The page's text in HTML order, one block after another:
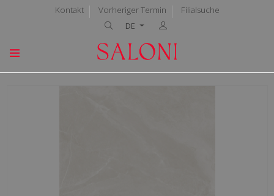
Kontakt Vorheriger Termin
Filialsuche
DE